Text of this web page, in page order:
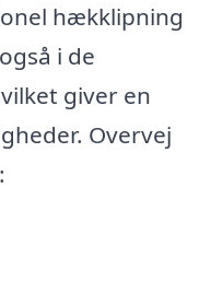
hækklipning
i de
giver en
Overvej